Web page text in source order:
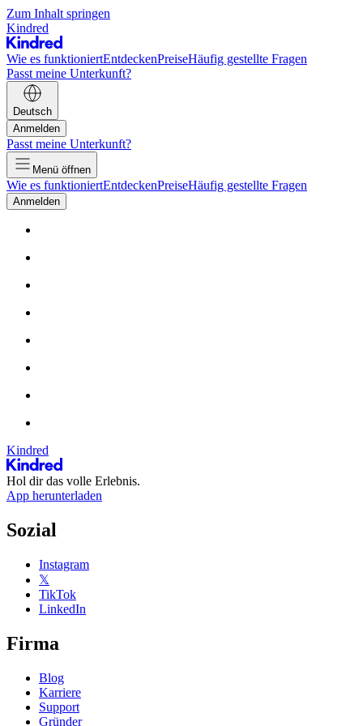
Zum Inhalt springen
Kindred
Wie es funktioniertEntdeckenPreiseHäufig gestellte Fragen
Passt meine Unterkunft?
Deutsch
Anmelden
Passt meine Unterkunft?
Menü öffnen
Wie es funktioniertEntdeckenPreiseHäufig gestellte Fragen
Anmelden
Kindred
Hol dir das volle Erlebnis.
App herunterladen
Sozial
Instagram
𝕏
TikTok
LinkedIn
Firma
Blog
Karriere
Support
Gründer